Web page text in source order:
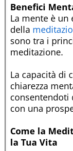
Benefici
La mente è un
della
sono tra i
meditazione.
La capacità di
chiarezza
consentendoti
con una
Come la
la Tua Vita